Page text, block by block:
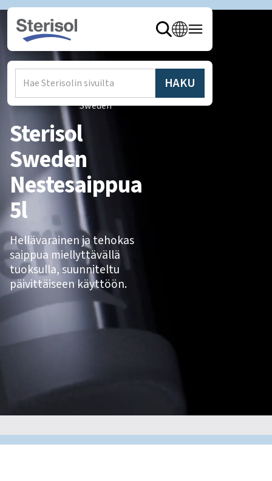
Sweden
Sterisol
Sweden
Nestesaippua
5l
Hellävarainen ja tehokas
saippua miellyttävällä
tuoksulla, suunniteltu
päivittäiseen käyttöön.